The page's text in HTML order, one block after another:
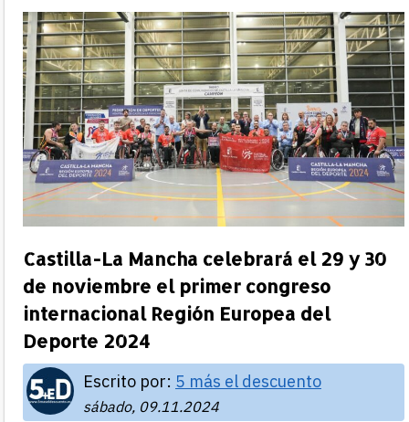
Castilla-La Mancha celebrará el 29 y 30
de noviembre el primer congreso
internacional Región Europea del
Deporte 2024
Escrito por: 5 más el descuento
sábado, 09.11.2024